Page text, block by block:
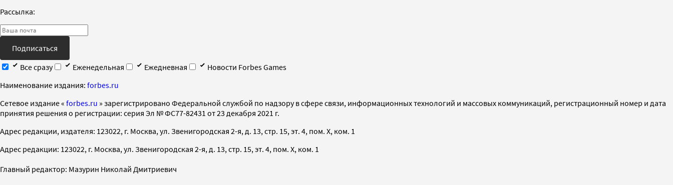
Рассылка:
Подписаться
Все сразу
Еженедельная Ежедневная
Новости Forbes Games
Наименование издания: forbes.ru
Cетевое издание « forbes.ru » зарегистрировано Федеральной службой по надзору в сфере связи, информационных технологий и массовых коммуникаций, регистрационный номер и дата
принятия решения о регистрации: серия Эл № ФС77-82431 от 23 декабря 2021 г.
Адрес редакции, издателя: 123022, г. Москва, ул. Звенигородская 2-я, д. 13, стр. 15, эт. 4, пом. X, ком. 1
Адрес редакции: 123022, г. Москва, ул. Звенигородская 2-я, д. 13, стр. 15, эт. 4, пом. X, ком. 1
Главный редактор: Мазурин Николай Дмитриевич